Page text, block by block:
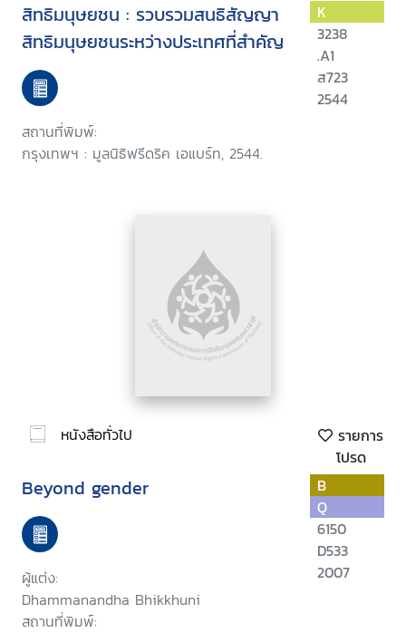
สิทธิมนุษยชน : รวบรวมสนธิสัญญา
สิทธิมนุษยชนระหว่างประเทศที่สำคัญ
สถานที่พิมพ์:
กรุงเทพฯ : มูลนิธิฟรีดริค เอแบร์ท, 2544.
K
3238
.A1
ส723
2544
หนังสือทั่วไป
รายการ
โปรด
Beyond gender
ผู้แต่ง:
Dhammanandha Bhikkhuni
สถานที่พิมพ์:
B
Q
6150
D533
2007